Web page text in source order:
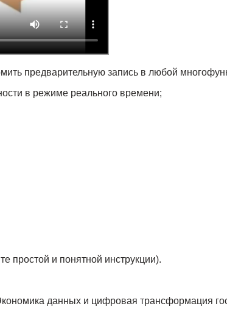
предварительную запись в любой
в режиме реального времени;
простой и понятной инструкции).
данных и цифровая трансформация